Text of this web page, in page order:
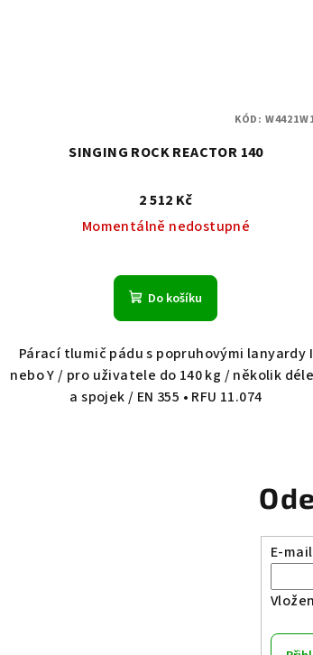
SINGING ROCK REACTOR 140
2 512 Kč
Momentálně nedostupné
Do košíku
Párací tlumič pádu s popruhovými lanyardy I
nebo Y / pro uživatele do 140 kg / několik
a spojek / EN 355 • RFU 11.074
KÓD:
E-mail